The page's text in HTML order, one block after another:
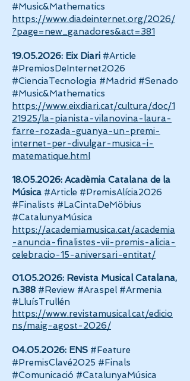
#Music&Mathematics
https://www.diadeinternet.org/2026/
?page=new_ganadores&act=381
19.05.2026: Eix Diari #Article
#PremiosDeInternet2026
#CienciaTecnologia #Madrid #Senado
#Music&Mathematics
https://www.eixdiari.cat/cultura/doc/1
21925/la-pianista-vilanovina-laura-
farre-rozada-guanya-un-premi-
internet-per-divulgar-musica-i-
matematique.html
18.05.2026: Acadèmia Catalana de la
Música #Article #PremisAlícia2026
#Finalists #LaCintaDeMöbius
#CatalunyaMúsica
https://academiamusica.cat/academia
-anuncia-finalistes-vii-premis-alicia-
celebracio-15-aniversari-entitat/
01.05.2026: Revista Musical Catalana,
n.388 #Review #Araspel #Armenia
#LluísTrullén
https://www.revistamusical.cat/edicio
ns/maig-agost-2026/
04.05.2026: ENS #Feature
#PremisClavé2025 #Finals
#Comunicació #CatalunyaMúsica